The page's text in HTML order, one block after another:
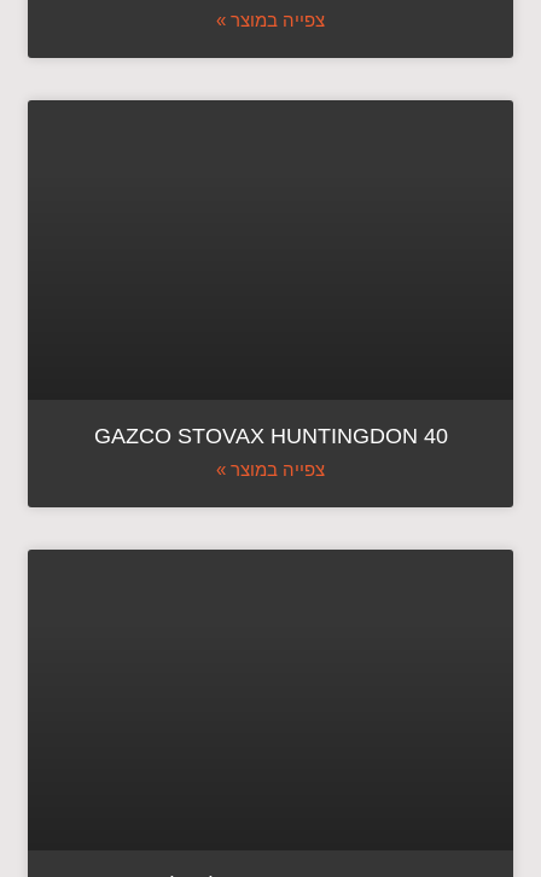
צפייה במוצר »
GAZCO STOVAX HUNTINGDON 40
צפייה במוצר »